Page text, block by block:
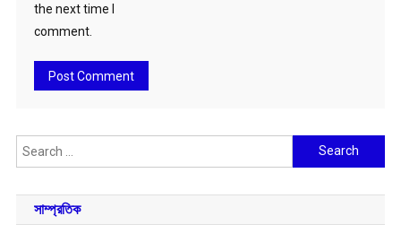
the next time I
comment.
Search
for:
সাম্প্রতিক